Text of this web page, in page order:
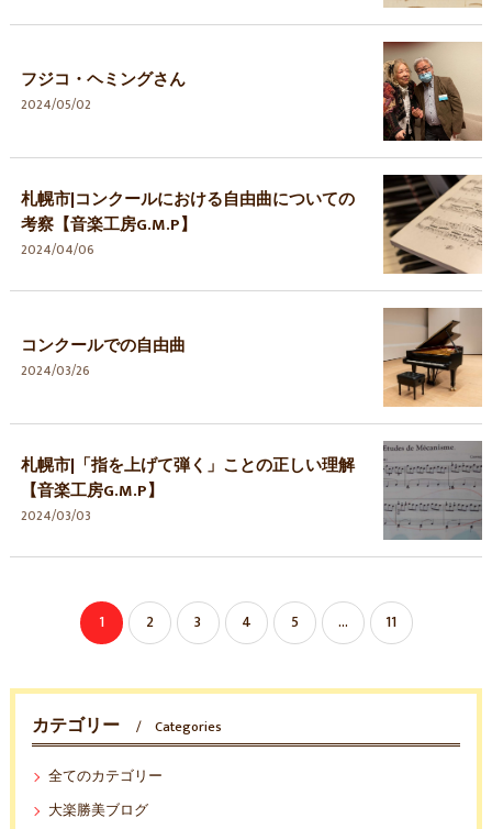
フジコ・ヘミングさん
2024/05/02
札幌市|コンクールにおける自由曲についての
考察【音楽工房G.M.P】
2024/04/06
コンクールでの自由曲
2024/03/26
札幌市|「指を上げて弾く」ことの正しい理解
【音楽工房G.M.P】
2024/03/03
1 2 3 4 5 ... 11
カテゴリー Categories
全てのカテゴリー
大楽勝美ブログ